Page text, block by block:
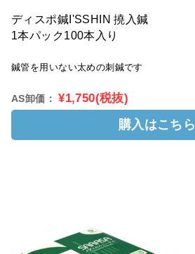
ディスポ鍼I'SSHIN 撓入鍼
1本パック100本入り
鍼管を用いない太めの刺鍼です
AS卸価： ¥1,750(税抜)
購入はこちら